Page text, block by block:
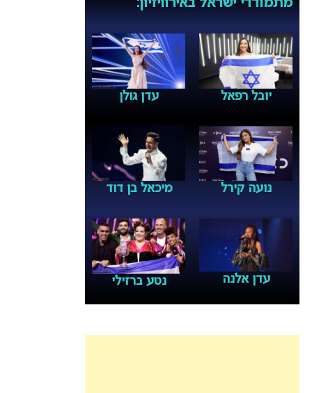
מתמודדי ישראל באירוויזיון:
יובל רפאל עדן גולן
נועה קירל מיכאל בן דוד
עדן אלנה נטע ברזילי